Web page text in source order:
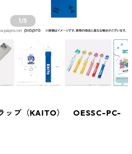
1/5
ップ（KAITO） OESSC-PC-